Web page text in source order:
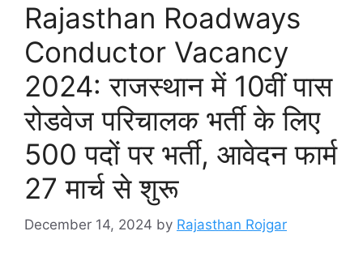
Rajasthan Roadways
Conductor Vacancy
2024: राजस्थान में 10वीं पास
रोडवेज परिचालक भर्ती के लिए
500 पदों पर भर्ती, आवेदन फार्म
27 मार्च से शुरू
December 14, 2024 by Rajasthan Rojgar